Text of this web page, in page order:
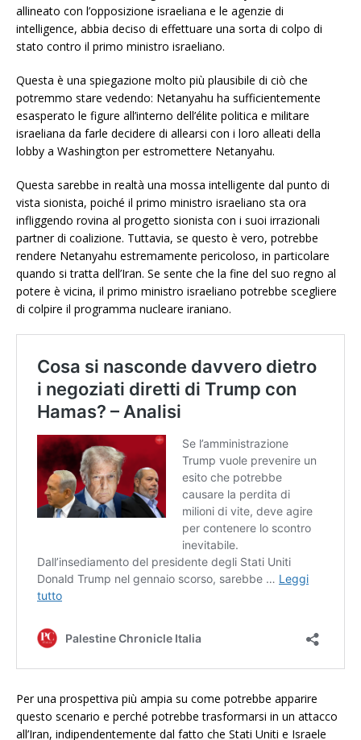
allineato con l’opposizione israeliana e le agenzie di
intelligence, abbia deciso di effettuare una sorta di colpo di
stato contro il primo ministro israeliano.
Questa è una spiegazione molto più plausibile di ciò che
potremmo stare vedendo: Netanyahu ha sufficientemente
esasperato le figure all’interno dell’élite politica e militare
israeliana da farle decidere di allearsi con i loro alleati della
lobby a Washington per estromettere Netanyahu.
Questa sarebbe in realtà una mossa intelligente dal punto di
vista sionista, poiché il primo ministro israeliano sta ora
infliggendo rovina al progetto sionista con i suoi irrazionali
partner di coalizione. Tuttavia, se questo è vero, potrebbe
rendere Netanyahu estremamente pericoloso, in particolare
quando si tratta dell’Iran. Se sente che la fine del suo regno al
potere è vicina, il primo ministro israeliano potrebbe scegliere
di colpire il programma nucleare iraniano.
Per una prospettiva più ampia su come potrebbe apparire
questo scenario e perché potrebbe trasformarsi in un attacco
all’Iran, indipendentemente dal fatto che Stati Uniti e Israele